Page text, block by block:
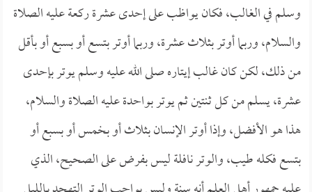
وسلم في الغالب، فكان يواظب على إحدى عشرة ركعة عليه الصلاة
والسلام، وربما أوتر بثلاث عشرة، وربما أوتر بتسع أو بسبع أو بأقل
من ذلك، لكن كان غالب إيتاره صلى الله عليه وسلم يوتر بإحدى
عشرة، يسلم من كل ثنتين ثم يوتر بواحدة عليه الصلاة والسلام،
هذا هو الأفضل، وإذا أوتر الإنسان بثلاث أو بخمس أو بسبع أو
بتسع فكله طيب، والوتر نافلة ليس بفرض على الصحيح، الذي